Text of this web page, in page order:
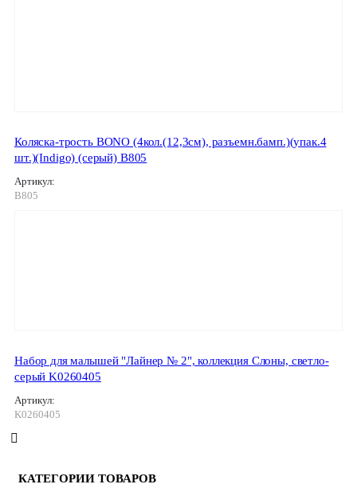
Коляска-трость BONO (4кол.(12,3см), разъемн.бамп.)(упак.4
шт.)(Indigo) (серый) B805
Артикул:
B805
Набор для малышей "Лайнер № 2", коллекция Слоны, светло-
серый K0260405
Артикул:
K0260405
КАТЕГОРИИ ТОВАРОВ